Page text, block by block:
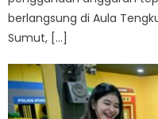
berlangsung di Aula
Sumut, […]